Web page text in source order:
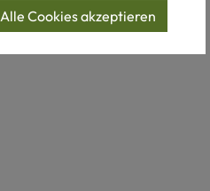
Alle Cookies akzeptieren